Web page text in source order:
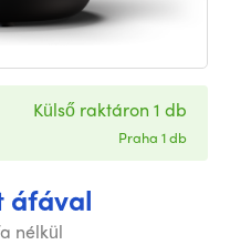
áfával
nélkül
Külső raktáron 1 db
Praha 1 db